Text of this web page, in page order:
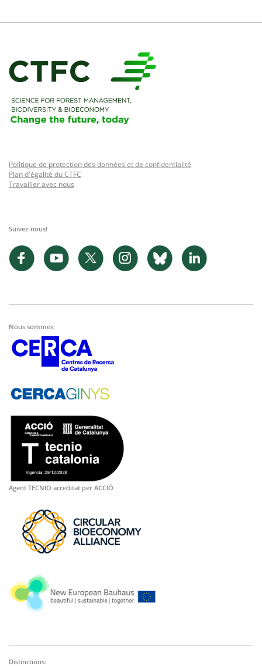
Politique de protection des données et de confidentialité
Plan d'égalité du CTFC
Travailler avec nous
Suivez-nous!
Nous sommes:
Agent TECNIO acreditat per ACCIÓ
Distinctions: